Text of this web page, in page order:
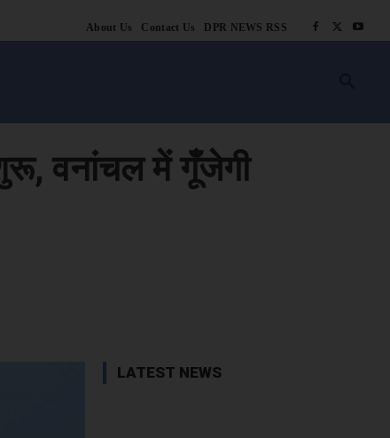
About Us Contact Us DPR NEWS RSS
शुरू, वनांचल में गूँजेगी
LATEST NEWS